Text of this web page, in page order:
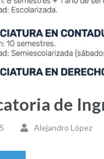
de
Alejandro López